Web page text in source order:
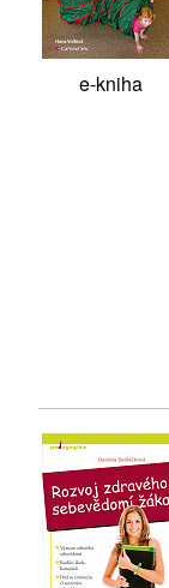
e-kniha